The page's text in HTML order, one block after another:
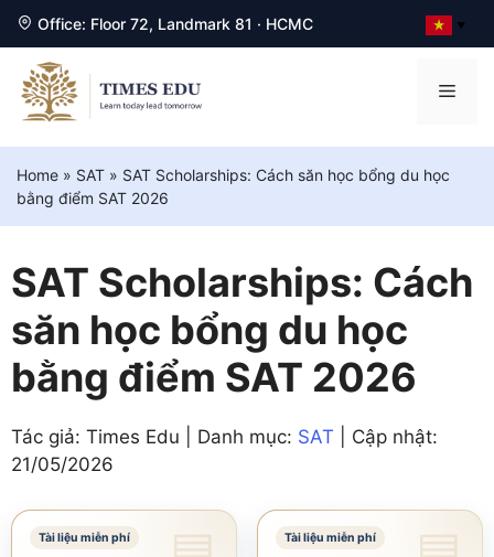
Office: Floor 72, Landmark 81 · HCMC ▼
Chuyển
đến
nội
dung
Home » SAT » SAT Scholarships: Cách săn học bổng du học
bằng điểm SAT 2026
SAT Scholarships: Cách
săn học bổng du học
bằng điểm SAT 2026
Tác giả: Times Edu | Danh mục: SAT | Cập nhật:
21/05/2026